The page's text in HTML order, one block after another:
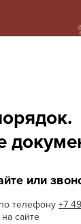
или
телефону +7
на сайте